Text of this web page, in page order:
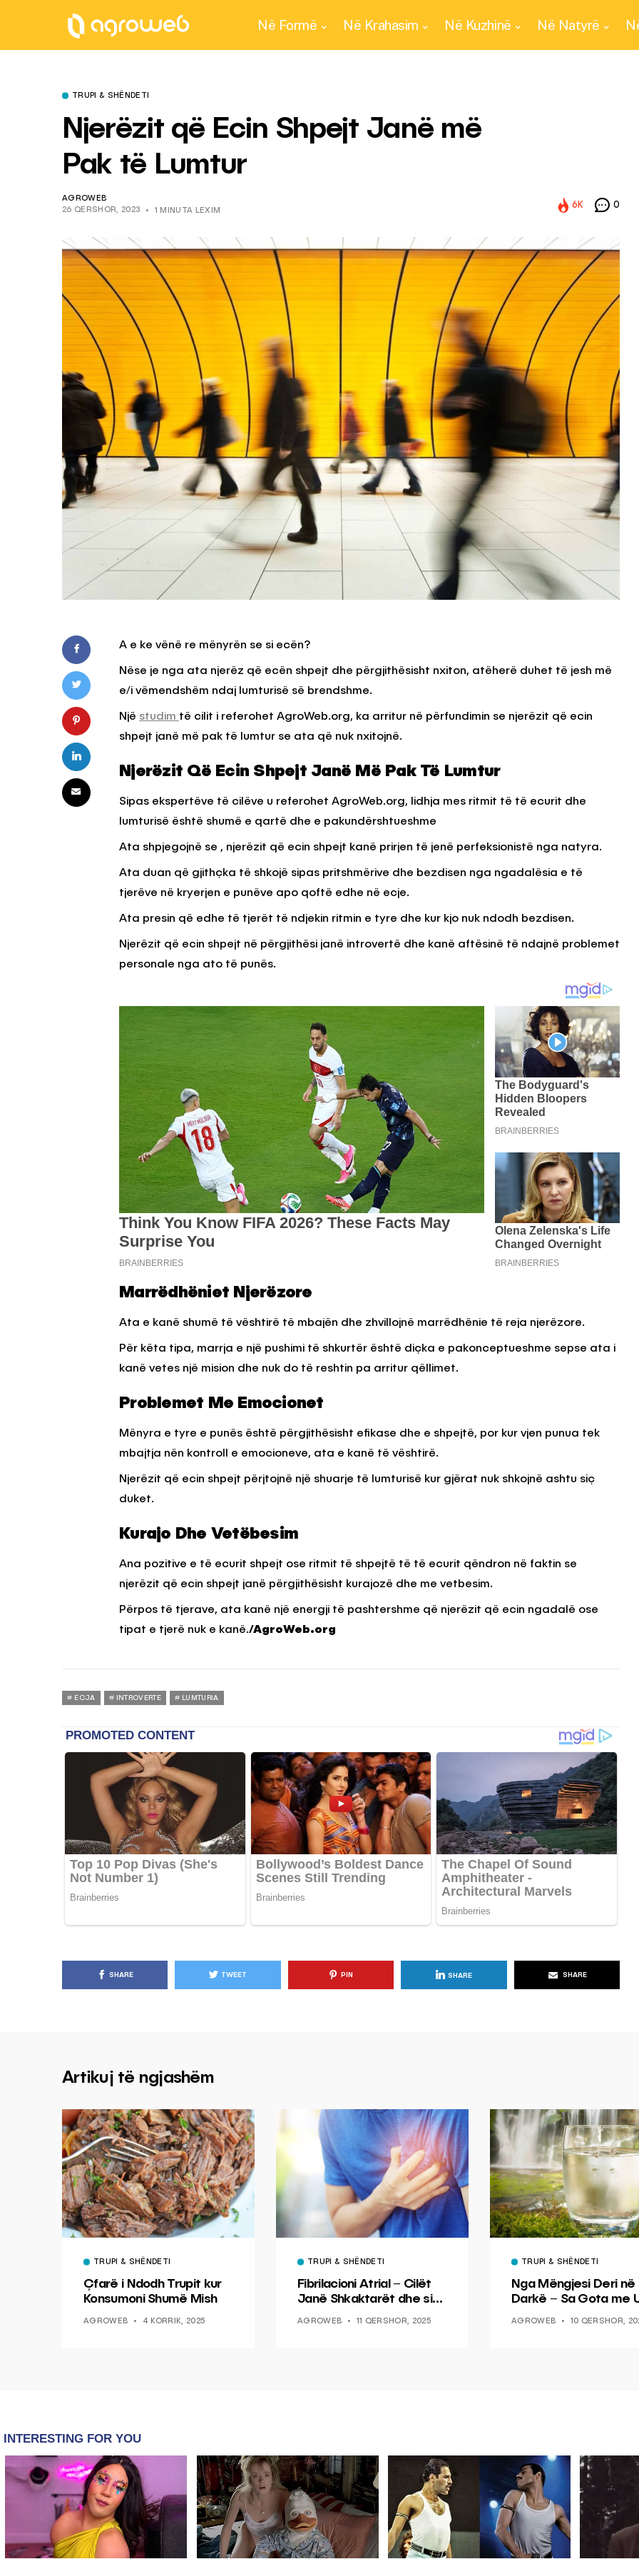
Në Formë Në Krahasim Në Kuzhinë Në Natyrë
TRUPI & SHËNDETI
Njerëzit që Ecin Shpejt Janë më
Pak të Lumtur
AGROWEB
26 QERSHOR, 2023
1 MINUTA LEXIM
6K 0
A e ke vënë re mënyrën se si ecën?
Nëse je nga ata njerëz që ecën shpejt dhe përgjithësisht nxiton, atëherë duhet të jesh më
e/i vëmendshëm ndaj lumturisë së brendshme.
Një studim të cilit i referohet AgroWeb.org, ka arritur në përfundimin se njerëzit që ecin
shpejt janë më pak të lumtur se ata që nuk nxitojnë.
Njerëzit Që Ecin Shpejt Janë Më Pak Të Lumtur
Sipas ekspertëve të cilëve u referohet AgroWeb.org, lidhja mes ritmit të të ecurit dhe
lumturisë është shumë e qartë dhe e pakundërshtueshme
Ata shpjegojnë se , njerëzit që ecin shpejt kanë prirjen të jenë perfeksionistë nga natyra.
Ata duan që gjithçka të shkojë sipas pritshmërive dhe bezdisen nga ngadalësia e të
tjerëve në kryerjen e punëve apo qoftë edhe në ecje.
Ata presin që edhe të tjerët të ndjekin ritmin e tyre dhe kur kjo nuk ndodh bezdisen.
Njerëzit që ecin shpejt në përgjithësi janë introvertë dhe kanë aftësinë të ndajnë problemet
personale nga ato të punës.
Marrëdhëniet Njerëzore
Ata e kanë shumë të vështirë të mbajën dhe zhvillojnë marrëdhënie të reja njerëzore.
Për këta tipa, marrja e një pushimi të shkurtër është diçka e pakonceptueshme sepse ata i
kanë vetes një mision dhe nuk do të reshtin pa arritur qëllimet.
Problemet Me Emocionet
Mënyra e tyre e punës është përgjithësisht efikase dhe e shpejtë, por kur vjen punua tek
mbajtja nën kontroll e emocioneve, ata e kanë të vështirë.
Njerëzit që ecin shpejt përjtojnë një shuarje të lumturisë kur gjërat nuk shkojnë ashtu siç
duket.
Kurajo Dhe Vetëbesim
Ana pozitive e të ecurit shpejt ose ritmit të shpejtë të të ecurit qëndron në faktin se
njerëzit që ecin shpejt janë përgjithësisht kurajozë dhe me vetbesim.
Përpos të tjerave, ata kanë një energji të pashtershme që njerëzit që ecin ngadalë ose
tipat e tjerë nuk e kanë./AgroWeb.org
ECJA INTROVERTE LUMTURIA
SHARE TWEET PIN SHARE SHARE
KËSHILLA & IDE
Pse Nuk Duhet të Përdorni
e Ushqimeve
AGROWEB 7 QERSHOR, 2025
Rreziqet dhe Problemet që
AGROWEB
Artikuj të ngjashëm
TRUPI & SHËNDETI
Çfarë i Ndodh Trupit kur
Konsumoni Shumë Mish
AGROWEB 4 KORRIK, 2025
TRUPI & SHËNDETI
Fibrilacioni Atrial – Cilët
Janë Shkaktarët dhe si
AGROWEB 11 QERSHOR, 2025
TRUPI & SHËNDETI
Nga Mëngjesi Deri në
Darkë – Sa Gota me
AGROWEB 10 QERSHOR,